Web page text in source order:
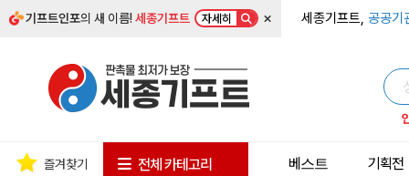
기프트인포의 새 이름!세종기프트 자세히 × 세종기프트, 공공기
즐겨찾기 전체 카테고리
베스트
기획전